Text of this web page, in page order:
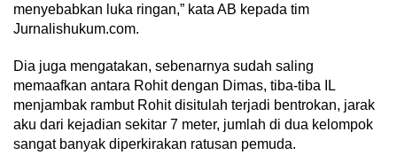
menyebabkan luka ringan,” kata AB kepada tim
Jurnalishukum.com.
Dia juga mengatakan, sebenarnya sudah saling
memaafkan antara Rohit dengan Dimas, tiba-tiba IL
menjambak rambut Rohit disitulah terjadi bentrokan, jarak
aku dari kejadian sekitar 7 meter, jumlah di dua kelompok
sangat banyak diperkirakan ratusan pemuda.